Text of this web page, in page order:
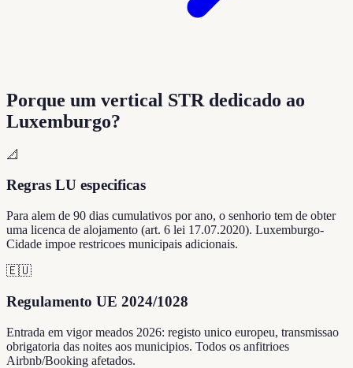
Porque um vertical STR dedicado ao
Luxemburgo?
📐
Regras LU especificas
Para alem de 90 dias cumulativos por ano, o senhorio tem de obter
uma licenca de alojamento (art. 6 lei 17.07.2020). Luxemburgo-
Cidade impoe restricoes municipais adicionais.
🇪🇺
Regulamento UE 2024/1028
Entrada em vigor meados 2026: registo unico europeu, transmissao
obrigatoria das noites aos municipios. Todos os anfitrioes
Airbnb/Booking afetados.